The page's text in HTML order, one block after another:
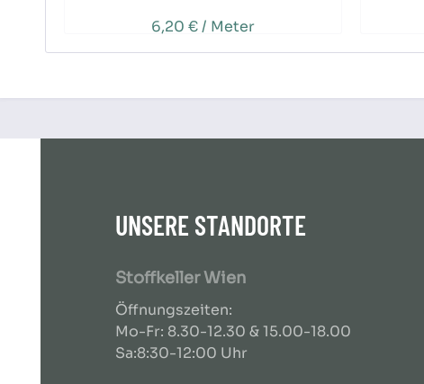
6,20 € / Meter
UNSERE STANDORTE
Stoffkeller Wien
Öffnungszeiten:
Mo-Fr: 8.30-12.30 & 15.00-18.00
Sa:8:30-12:00 Uhr